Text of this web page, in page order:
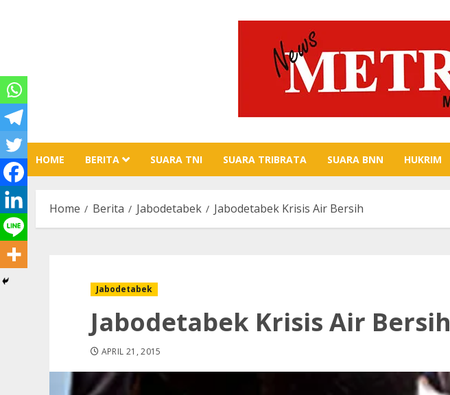
HOME BERITA SUARA TNI SUARA TRIBRATA SUARA BNN HUKRIM
Home Berita Jabodetabek Jabodetabek Krisis Air Bersih
Jabodetabek
Jabodetabek Krisis Air Bersih
APRIL 21, 2015